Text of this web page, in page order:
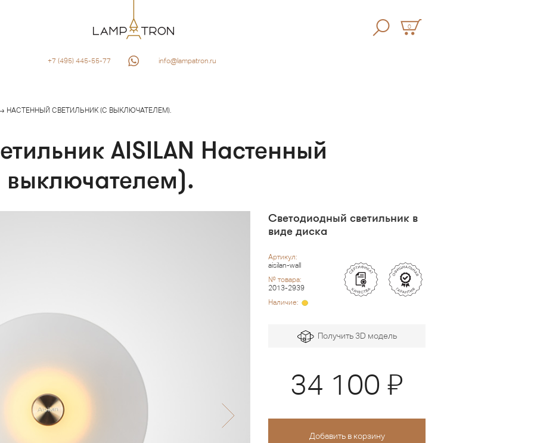
0
+7 (495) 445-55-77 info@lampatron.ru
НАСТЕННЫЙ СВЕТИЛЬНИК (С ВЫКЛЮЧАТЕЛЕМ).
AISILAN Настенный
выключателем).
Светодиодный светильник в
виде диска
Артикул:
aisilan-wall
№ товара:
2013-2939
Наличие:
Получить 3D модель
34 100 Я